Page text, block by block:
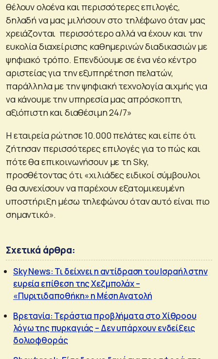
θέλουν ολοένα και περισσότερες επιλογές,
δηλαδή να μας μιλήσουν στο τηλέφωνο όταν μας
χρειάζονται περισσότερο αλλά να έχουν και την
ευκολία διαχείρισης καθημερινών διαδικασιών με
ψηφιακό τρόπο. Επενδύουμε σε ένα νέο κέντρο
αριστείας για την εξυπηρέτηση πελατών,
παράλληλα με την ψηφιακή τεχνολογία αιχμής για
να κάνουμε την υπηρεσία μας απρόσκοπτη,
αξιόπιστη και διαθέσιμη 24/7»
Η εταιρεία ρώτησε 10.000 πελάτες και είπε ότι
ζήτησαν περισσότερες επιλογές για το πώς και
πότε θα επικοινωνήσουν με τη Sky,
προσθέτοντας ότι «χιλιάδες ειδικοί σύμβουλοι
θα συνεχίσουν να παρέχουν εξατομικευμένη
υποστήριξη μέσω τηλεφώνου όταν αυτό είναι πιο
σημαντικό».
Σχετικά άρθρα:
Sky News: Τι δείχνει η αντίδραση του Ισραήλ στην
ευρεία επίθεση της Χεζμπολάχ –
«Πυριτιδαποθήκη» η Μέση Ανατολή
Βρετανία: Τεράστια προβλήματα στο Χίθροου
λόγω της πυρκαγιάς – Δεν υπάρχουν ενδείξεις
δολιοφθοράς